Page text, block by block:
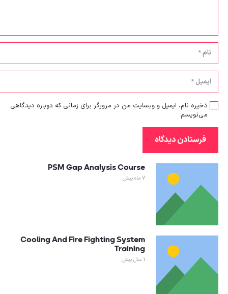
ذخیره نام، ایمیل و وبسایت من در مرورگر برای زمانی که دوباره دیدگاهی
می‌نویسم.
فرستادن دیدگاه
PSM Gap Analysis Course
7 ماه پیش
Cooling And Fire Fighting System
Training
1 سال پیش